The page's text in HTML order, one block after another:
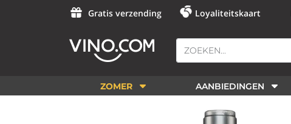
Gratis verzending Loyaliteitskaart
ZOMER AANBIEDINGEN